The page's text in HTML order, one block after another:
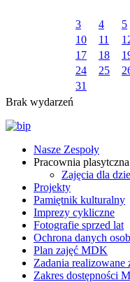
3
4 5
10
11
17
18
24
25
31
Brak wydarzeń
Nasze Zespoły
Pracownia plasytczna
Zajęcia dla
Projekty
Pamiętnik kulturalny
Imprezy cykliczne
Fotografie sprzed lat
Ochrona danych
Plan zajęć MDK
Zadania
Zakres dostępności